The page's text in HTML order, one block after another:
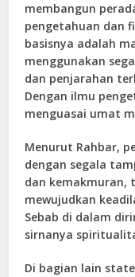
membangun
pengetahuan dan
basisnya adalah
menggunakan
dan penjarahan
Dengan ilmu
menguasai umat
Menurut Rahbar,
dengan segala
dan kemakmuran,
mewujudkan
Sebab di dalam
sirnanya
Di bagian lain